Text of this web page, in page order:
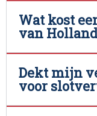
Wat kost
van
Dekt mijn
voor